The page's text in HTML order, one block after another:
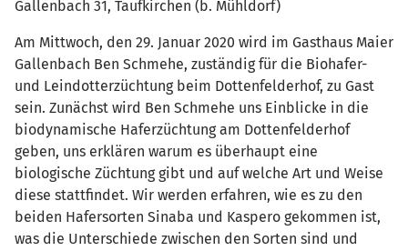
Gallenbach 31, Taufkirchen (b. Mühldorf)
Am Mittwoch, den 29. Januar 2020 wird im Gasthaus Maier
Gallenbach Ben Schmehe, zuständig für die Biohafer-
und Leindotterzüchtung beim Dottenfelderhof, zu Gast
sein. Zunächst wird Ben Schmehe uns Einblicke in die
biodynamische Haferzüchtung am Dottenfelderhof
geben, uns erklären warum es überhaupt eine
biologische Züchtung gibt und auf welche Art und Weise
diese stattfindet. Wir werden erfahren, wie es zu den
beiden Hafersorten Sinaba und Kaspero gekommen ist,
was die Unterschiede zwischen den Sorten sind und